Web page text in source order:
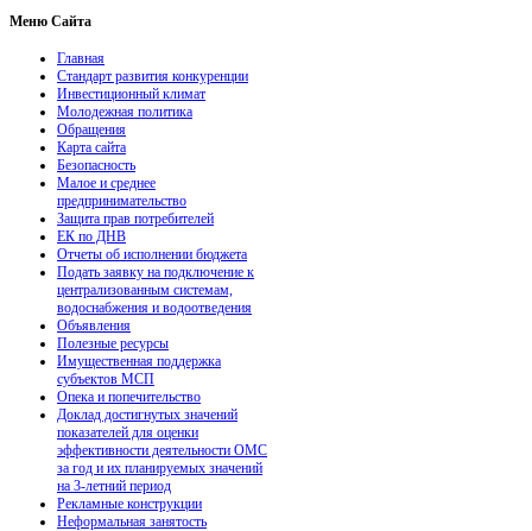
Меню Сайта
Главная
Стандарт развития конкуренции
Инвестиционный климат
Молодежная политика
Обращения
Карта сайта
Безопасность
Малое и среднее
предпринимательство
Защита прав потребителей
ЕК по ДНВ
Отчеты об исполнении бюджета
Подать заявку на подключение к
централизованным системам,
водоснабжения и водоотведения
Объявления
Полезные ресурсы
Имущественная поддержка
субъектов МСП
Опека и попечительство
Доклад достигнутых значений
показателей для оценки
эффективности деятельности ОМС
за год и их планируемых значений
на 3-летний период
Рекламные конструкции
Неформальная занятость